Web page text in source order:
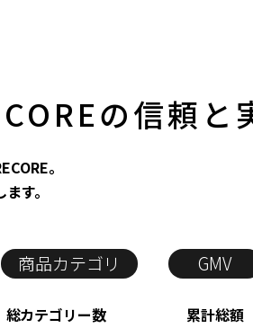
の信頼と
。
す。
商品カテゴリ
総カテゴリー数
GMV
累計総額